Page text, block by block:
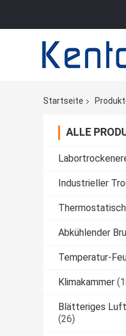
Startseite
ALLE
Industrieller
Abkühlender
Temperatur-
Klimakammer
Blätteriges
(26)